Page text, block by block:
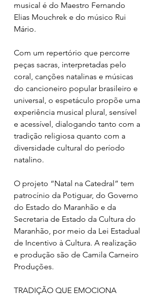
musical é do Maestro Fernando
Elias Mouchrek e do músico Rui
Mário.
Com um repertório que percorre
peças sacras, interpretadas pelo
coral, canções natalinas e músicas
do cancioneiro popular brasileiro e
universal, o espetáculo propõe uma
experiência musical plural, sensível
e acessível, dialogando tanto com a
tradição religiosa quanto com a
diversidade cultural do período
natalino.
O projeto “Natal na Catedral” tem
patrocínio da Potiguar, do Governo
do Estado do Maranhão e da
Secretaria de Estado da Cultura do
Maranhão, por meio da Lei Estadual
de Incentivo à Cultura. A realização
e produção são de Camila Carneiro
Produções.
TRADIÇÃO QUE EMOCIONA